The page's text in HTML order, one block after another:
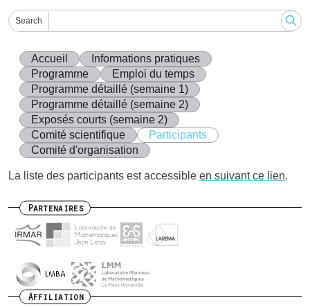
Search
Accueil
Informations pratiques
Programme
Emploi du temps
Programme détaillé (semaine 1)
Programme détaillé (semaine 2)
Exposés courts (semaine 2)
Comité scientifique
Participants
Comité d'organisation
La liste des participants est accessible en suivant ce lien.
Partenaires
Affiliation